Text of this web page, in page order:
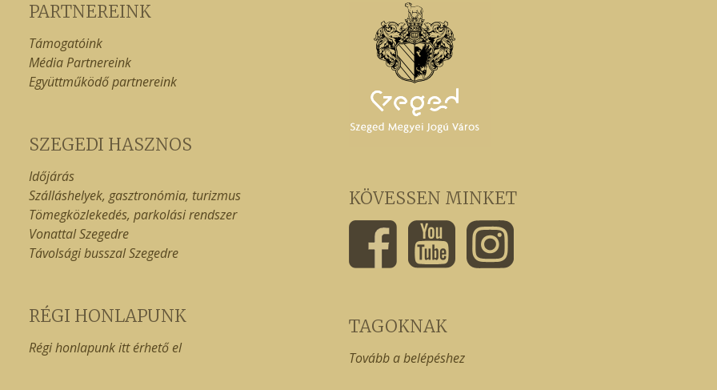
PARTNEREINK
Támogatóink
Média Partnereink
Együttműködő partnereink
SZEGEDI HASZNOS
Időjárás
Szálláshelyek, gasztronómia, turizmus
Tömegközlekedés, parkolási rendszer
Vonattal Szegedre
Távolsági busszal Szegedre
RÉGI HONLAPUNK
Régi honlapunk itt érhető el
KÖVESSEN MINKET
TAGOKNAK
Tovább a belépéshez